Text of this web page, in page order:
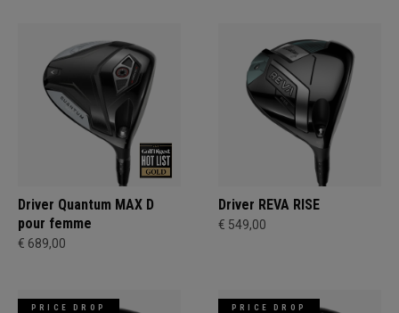
Driver Quantum MAX D
pour femme
€ 689,00
Driver REVA RISE
€ 549,00
PRICE DROP PRICE DROP